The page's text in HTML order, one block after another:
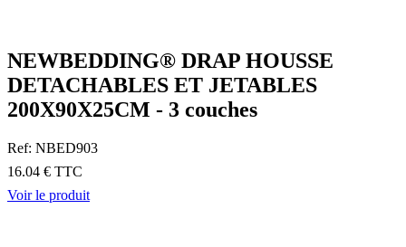
NEWBEDDING® DRAP HOUSSE
DETACHABLES ET JETABLES
200X90X25CM - 3 couches
Ref: NBED903
16.04 € TTC
Voir le produit